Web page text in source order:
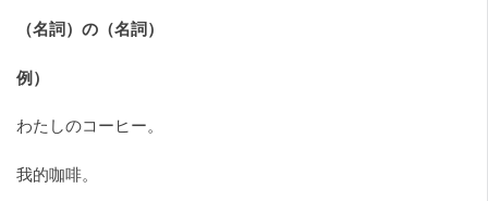
（名詞）の（名詞）
例）
わたしのコーヒー。
我的咖啡。